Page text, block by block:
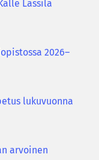
Lassila
2026–
lukuvuonna
arvoinen